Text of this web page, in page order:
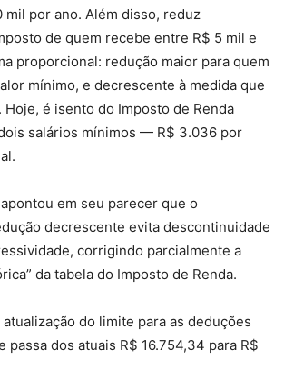
mil por ano. Além disso, reduz
de quem recebe entre R$ 5 mil e
proporcional: redução maior para quem
mínimo, e decrescente à medida que
Hoje, é isento do Imposto de Renda
salários mínimos — R$ 3.036 por
em seu parecer que o
decrescente evita descontinuidade
corrigindo parcialmente a
da tabela do Imposto de Renda.
atualização do limite para as deduções
passa dos atuais R$ 16.754,34 para R$